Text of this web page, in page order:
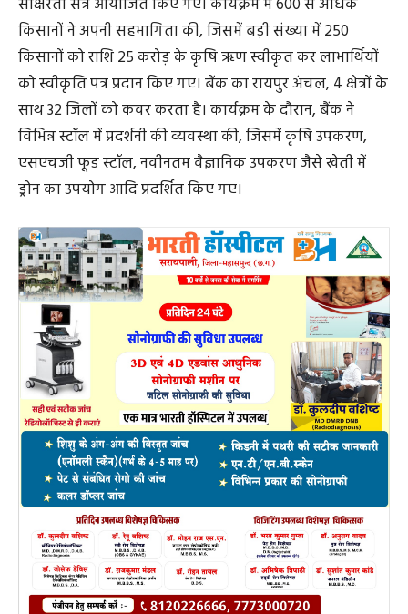
(डिजिटल बीकेसीसी) और डिजिटल गोल्ड लोन सहित कृषि
समुदाय को बैंक ऑफ़ बड़ौदा की प्रमुख डिजिटल पेशकशों से भी
अवगत कराया गया। बैंक ऑफ़ बड़ौदा ने डिजिटल भूमि रिकॉर्ड
प्राप्त करने और ग्राहकों की एंड-टू-एंड ऑनबोर्डिंग के उद्देश्य से अपने
बड़ौदा किसान क्रेडिट कार्ड (BKCC) को रिज़र्व बैंक इनोवेशन हब
(RBIH) के साथ इंटीग्रेट किया है। इसके अलावा, डिजिटल गोल्ड
लोन के माध्यम से, ग्राहक बैंक के डिजिटल लेंडिंग प्लेटफॉर्म का
उपयोग करके अपनी सुविधानुसार गोल्ड लोन के लिए आवेदन कर
सकते हैं।